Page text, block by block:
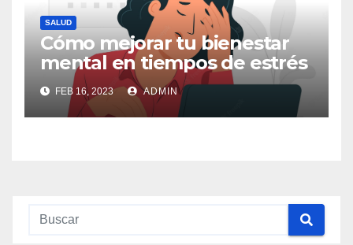
SALUD
Cómo mejorar tu bienestar
mental en tiempos de estrés
FEB 16, 2023 ADMIN